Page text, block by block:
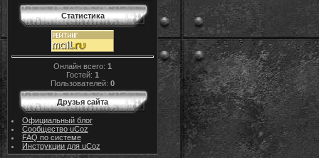
Статистика
Онлайн всего: 1
Гостей: 1
Пользователей: 0
Друзья сайта
Официальный блог
Сообщество uCoz
FAQ по системе
Инструкции для uCoz